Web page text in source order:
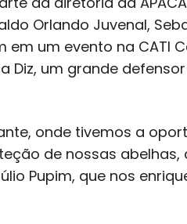
Orlando Juvenal,
em um evento na CATI
Diz, um grande
onde tivemos a
de nossas abelhas,
Pupim, que nos